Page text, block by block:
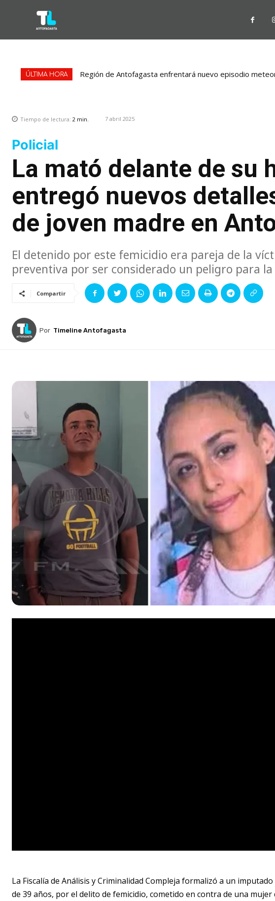
ÚLTIMA HORA Región de Antofagasta enfrentará nuevo episodio
Tiempo de lectura: 2 min. 7 abril 2025
Policial
La mató delante de su
entregó nuevos
de joven madre en
El detenido por este femicidio era pareja de la
preventiva por ser considerado un peligro para
Compartir
Por Timeline Antofagasta
La Fiscalía de Análisis y Criminalidad Compleja formalizó a un
de 39 años, por el delito de femicidio, cometido en contra de una mujer